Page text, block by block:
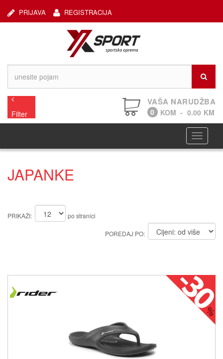
REGISTRACIJA
PRIJAVA
Filter
VAŠA NARUDŽBA
0 KOM - 0.00 KM
JAPANKE
PRIKAŽI: po stranici
POREDAJ PO: